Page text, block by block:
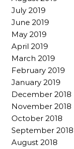
July 2019
June 2019
May 2019
April 2019
March 2019
February 2019
January 2019
December 2018
November 2018
October 2018
September 2018
August 2018